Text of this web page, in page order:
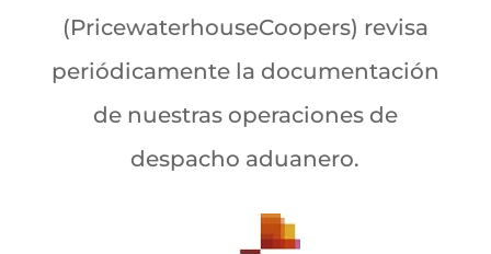
(PricewaterhouseCoopers) revisa
periódicamente la documentación
de nuestras operaciones de
despacho aduanero.